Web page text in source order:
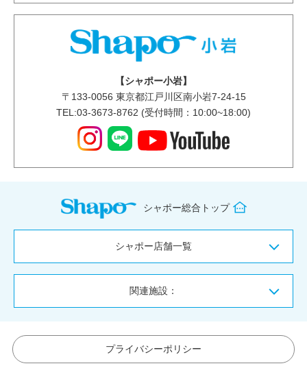
【シャポー小岩】
〒 133-0056 東京都江戸川区南小岩7-24-15
TEL:03-3673-8762 (受付時間：10:00~18:00)
シャポー総合トップ
シャポー店舗一覧
関連施設：
プライバシーポリシー